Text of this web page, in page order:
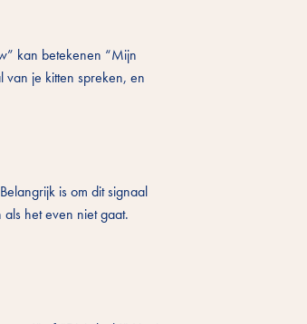
kan betekenen “Mijn
van je kitten spreken, en
is om dit signaal
het even niet gaat.